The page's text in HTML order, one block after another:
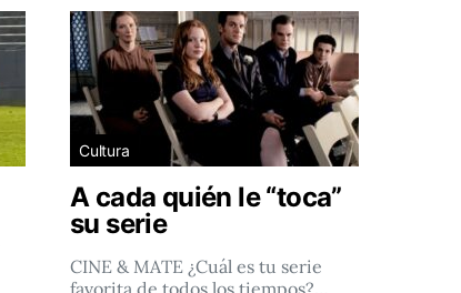
Cultura
A cada quién le “toca”
su serie
CINE & MATE ¿Cuál es tu serie